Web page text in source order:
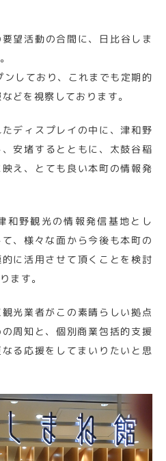
望活動の合間に、日比谷しま
しており、これまでも定期的
どを視察しております。
ディスプレイの中に、津和野
安堵するとともに、太鼓谷稲
え、とても良い本町の情報発
和野観光の情報発信基地とし
、様々な面から今後も本町の
に活用させて頂くことを検討
ます。
光業者がこの素晴らしい拠点
周知と、個別商業包括的支援
る応援をしてまいりたいと思